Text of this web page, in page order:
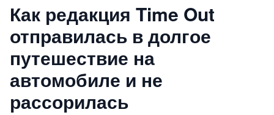
Как редакция Time Out
отправилась в долгое
путешествие на
автомобиле и не
рассорилась